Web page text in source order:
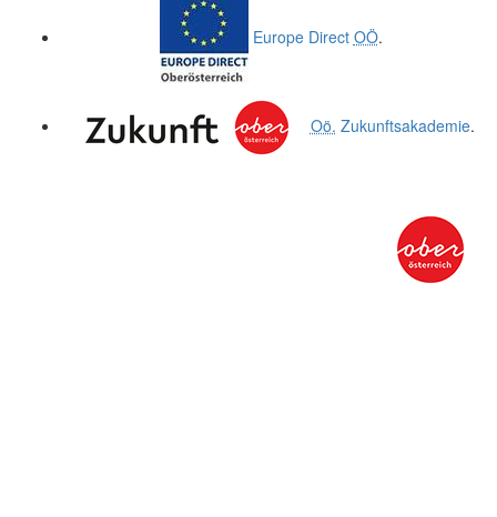
Europe Direct OÖ.
Oö. Zukunftsakademie.